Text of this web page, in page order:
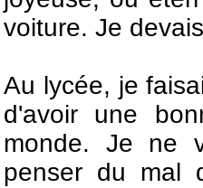
voiture. Je
Au lycée, je
d'avoir une
monde. Je ne
penser du mal